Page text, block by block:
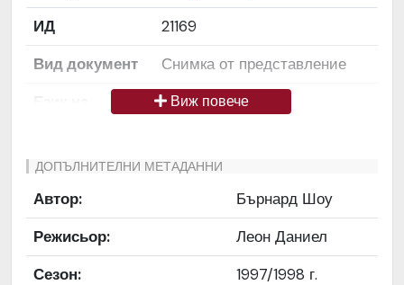
ИД
21169
Вид документ
Снимка от представление
Български
Права за
Да се цитира източник:
„Иван Вазов“
Предоставяща
страна
Виж повече
ДОПЪЛНИТЕЛНИ МЕТАДАННИ
Автор:
Бърнард Шоу
Режисьор:
Леон Даниел
Сезон:
1997/1998 г.